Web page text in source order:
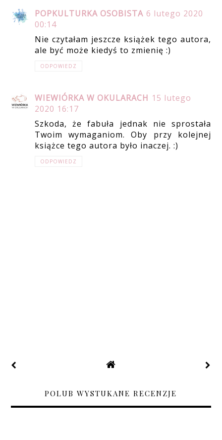
POPKULTURKA OSOBISTA 6 lutego 2020
00:14
Nie czytałam jeszcze książek tego autora,
ale być może kiedyś to zmienię :)
ODPOWIEDZ
WIEWIÓRKA W OKULARACH 15 lutego
2020 16:17
Szkoda, że fabuła jednak nie sprostała
Twoim wymaganiom. Oby przy kolejnej
książce tego autora było inaczej. :)
ODPOWIEDZ
POLUB WYSTUKANE RECENZJE